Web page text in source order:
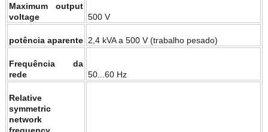
Maximum output
voltage
500 V
potência aparente 2,4 kVA a 500 V (trabalho pesado)
Frequência da
rede
50...60 Hz
Relative
symmetric
network
frequency